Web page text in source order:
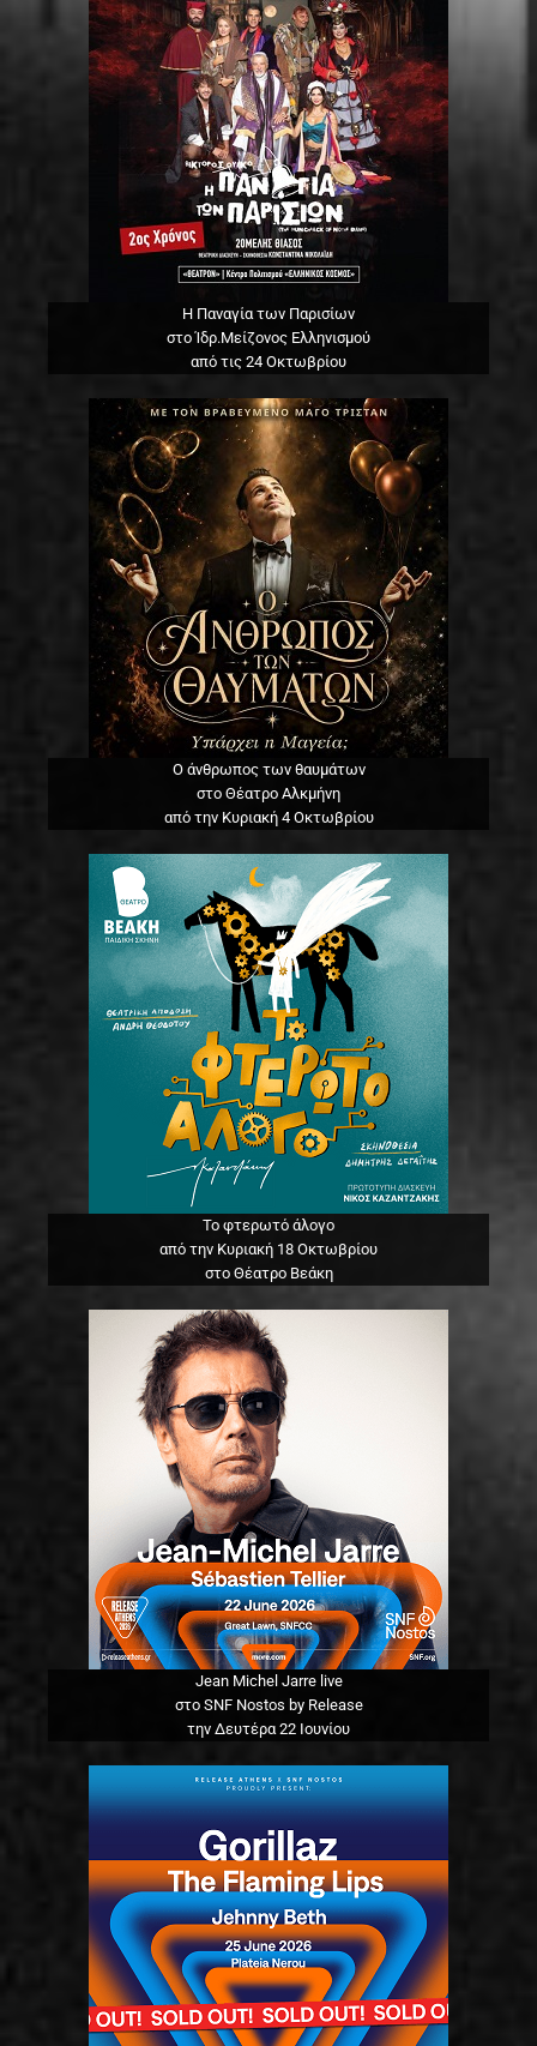
Η Παναγία των Παρισίων
στο Ίδρ.Μείζονος Ελληνισμού
από τις 24 Οκτωβρίου
Ο άνθρωπος των θαυμάτων
στο Θέατρο Αλκμήνη
από την Κυριακή 4 Οκτωβρίου
Το φτερωτό άλογο
από την Κυριακή 18 Οκτωβρίου
στο Θέατρο Βεάκη
Jean Michel Jarre live
στο SNF Nostos by Release
την Δευτέρα 22 Ιουνίου